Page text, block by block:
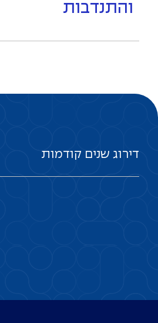
והתנדבות
דירוג שנים קודמות